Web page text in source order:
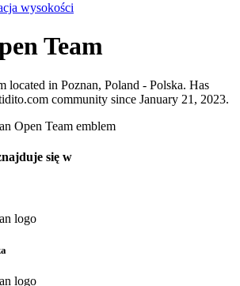
wysokości
Team
located in Poznan, Poland - Polska. Has
community since January 21, 2023.
się w